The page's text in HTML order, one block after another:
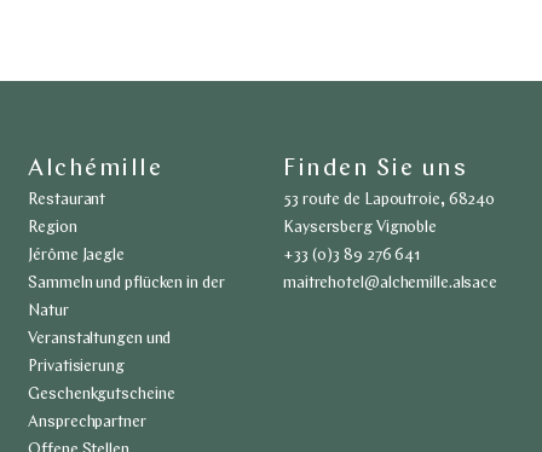
Alchémille
Restaurant
Region
Jérôme Jaegle
Sammeln und pflücken in der
Natur
Veranstaltungen und
Privatisierung
Geschenkgutscheine
Ansprechpartner
Finden Sie uns
53 route de Lapoutroie, 68240
Kaysersberg Vignoble
+33 (0)3 89 276 641
maitrehotel@alchemille.alsace